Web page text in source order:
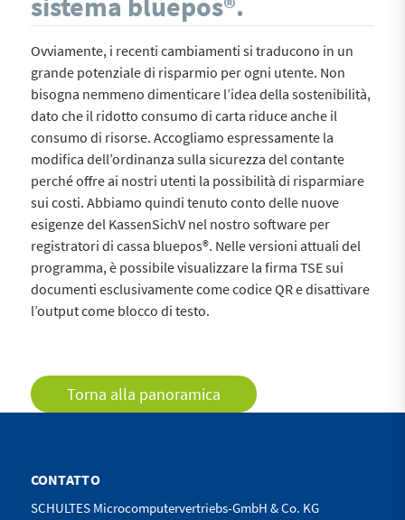
Ovviamente, i recenti cambiamenti si traducono in un
grande potenziale di risparmio per ogni utente. Non
bisogna nemmeno dimenticare l’idea della sostenibilità,
dato che il ridotto consumo di carta riduce anche il
consumo di risorse. Accogliamo espressamente la
modifica dell’ordinanza sulla sicurezza del contante
perché offre ai nostri utenti la possibilità di risparmiare
sui costi. Abbiamo quindi tenuto conto delle nuove
esigenze del KassenSichV nel nostro software per
registratori di cassa bluepos®. Nelle versioni attuali del
programma, è possibile visualizzare la firma TSE sui
documenti esclusivamente come codice QR e disattivare
l’output come blocco di testo.
Torna alla panoramica
CONTATTO
SCHULTES Microcomputervertriebs-GmbH & Co. KG